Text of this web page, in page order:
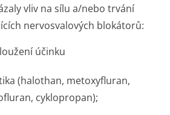
vliv na sílu a/nebo trvání
nervosvalových blokátorů:
účinku
(halothan, metoxyfluran,
cyklopropan);